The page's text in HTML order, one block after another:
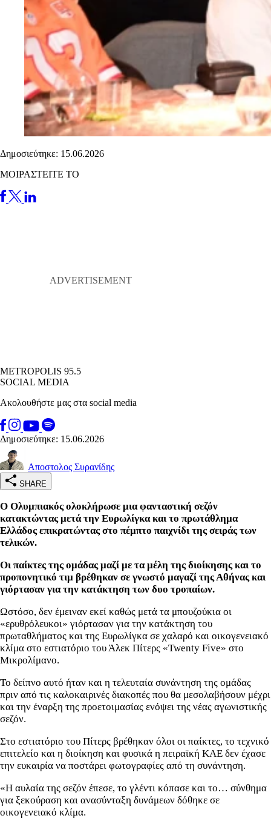
Δημοσιεύτηκε: 15.06.2026
ΜΟΙΡΑΣΤΕΙΤΕ ΤΟ
METROPOLIS 95.5
SOCIAL MEDIA
Ακολουθήστε μας στα social media
Δημοσιεύτηκε: 15.06.2026
Αποστολος Συρανίδης
SHARE
Ο Ολυμπιακός ολοκλήρωσε μια φανταστική σεζόν
κατακτώντας μετά την Ευρωλίγκα και το πρωτάθλημα
Ελλάδος επικρατώντας στο πέμπτο παιχνίδι της σειράς των
τελικών.
Οι παίκτες της ομάδας μαζί με τα μέλη της διοίκησης και το
προπονητικό τιμ βρέθηκαν σε γνωστό μαγαζί της Αθήνας και
γιόρτασαν για την κατάκτηση των δυο τροπαίων.
Ωστόσο, δεν έμειναν εκεί καθώς μετά τα μπουζούκια οι
«ερυθρόλευκοι» γιόρτασαν για την κατάκτηση του
πρωταθλήματος και της Ευρωλίγκα σε χαλαρό και οικογενειακό
κλίμα στο εστιατόριο του Άλεκ Πίτερς «Twenty Five» στο
Μικρολίμανο.
Το δείπνο αυτό ήταν και η τελευταία συνάντηση της ομάδας
πριν από τις καλοκαιρινές διακοπές που θα μεσολαβήσουν μέχρι
και την έναρξη της προετοιμασίας ενόψει της νέας αγωνιστικής
σεζόν.
Στο εστιατόριο του Πίτερς βρέθηκαν όλοι οι παίκτες, το τεχνικό
επιτελείο και η διοίκηση και φυσικά η πειραϊκή ΚΑΕ δεν έχασε
την ευκαιρία να ποστάρει φωτογραφίες από τη συνάντηση.
«Η αυλαία της σεζόν έπεσε, το γλέντι κόπασε και το… σύνθημα
για ξεκούραση και ανασύνταξη δυνάμεων δόθηκε σε
οικογενειακό κλίμα.